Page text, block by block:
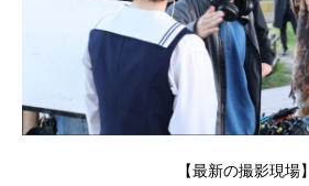
【最新の撮影現場】